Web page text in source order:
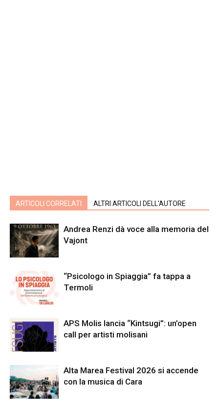
ARTICOLI CORRELATI ALTRI ARTICOLI DELL'AUTORE
Andrea Renzi dà voce alla memoria del
Vajont
“Psicologo in Spiaggia” fa tappa a
Termoli
APS Molis lancia “Kintsugi”: un’open
call per artisti molisani
Alta Marea Festival 2026 si accende
con la musica di Cara